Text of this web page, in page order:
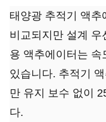
태양광 추적기 액
비교되지만 설계 우
용 액추에이터는 속
있습니다. 추적기
만 유지 보수 없이
다.